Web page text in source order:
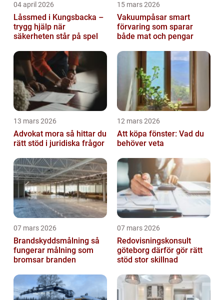
04 april 2026
Låssmed i Kungsbacka –
trygg hjälp när
säkerheten står på spel
15 mars 2026
Vakuumpåsar smart
förvaring som sparar
både mat och pengar
13 mars 2026
Advokat mora så hittar du
rätt stöd i juridiska frågor
12 mars 2026
Att köpa fönster: Vad du
behöver veta
07 mars 2026
Brandskyddsmålning så
fungerar målning som
bromsar branden
07 mars 2026
Redovisningskonsult
göteborg därför gör rätt
stöd stor skillnad